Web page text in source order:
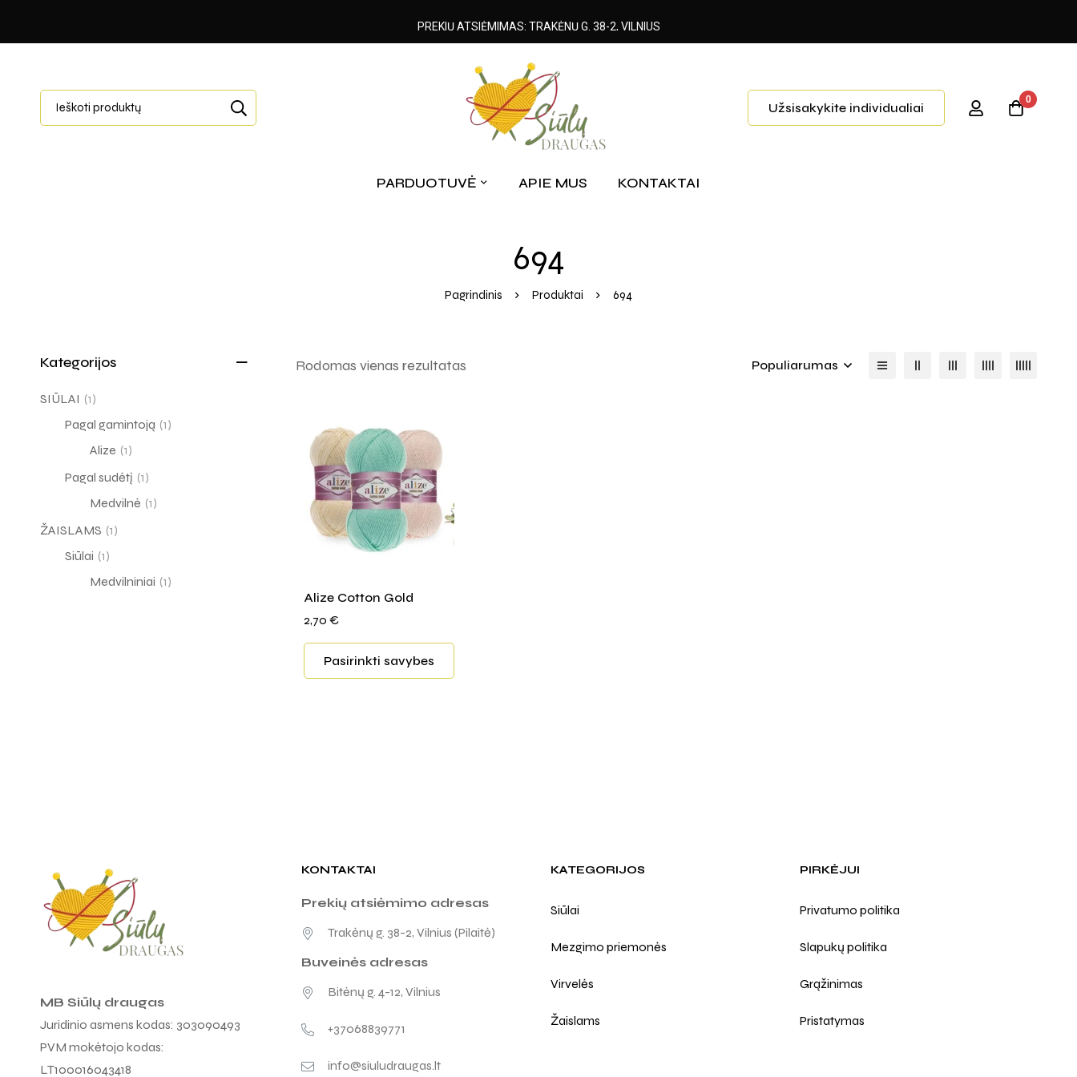
Užsisakykite individualiai
0
PARDUOTUVĖ APIE MUS KONTAKTAI
694
Pagrindinis Produktai 694
Kategorijos
SIŪLAI (1)
Pagal gamintoją (1)
Alize (1)
Pagal sudėtį (1)
Medvilnė (1)
ŽAISLAMS (1)
Siūlai (1)
Medvilniniai (1)
Rodomas vienas rezultatas Populiarumas
Alize Cotton Gold
2,70 €
Pasirinkti savybes
MB Siūlų draugas
Juridinio asmens kodas: 303090493
PVM mokėtojo kodas:
LT100016043418
KONTAKTAI
Prekių atsiėmimo adresas
Trakėnų g. 38-2, Vilnius (Pilaitė)
Buveinės adresas
Bitėnų g. 4-12, Vilnius
+37068839771
info@siuludraugas.lt
KATEGORIJOS
Siūlai
Mezgimo priemonės
Virvelės
Žaislams
PIRKĖJUI
Privatumo politika
Slapukų politika
Grąžinimas
Pristatymas
PREKIŲ ATSIĖMIMAS: TRAKĖNŲ G. 38-2, VILNIUS